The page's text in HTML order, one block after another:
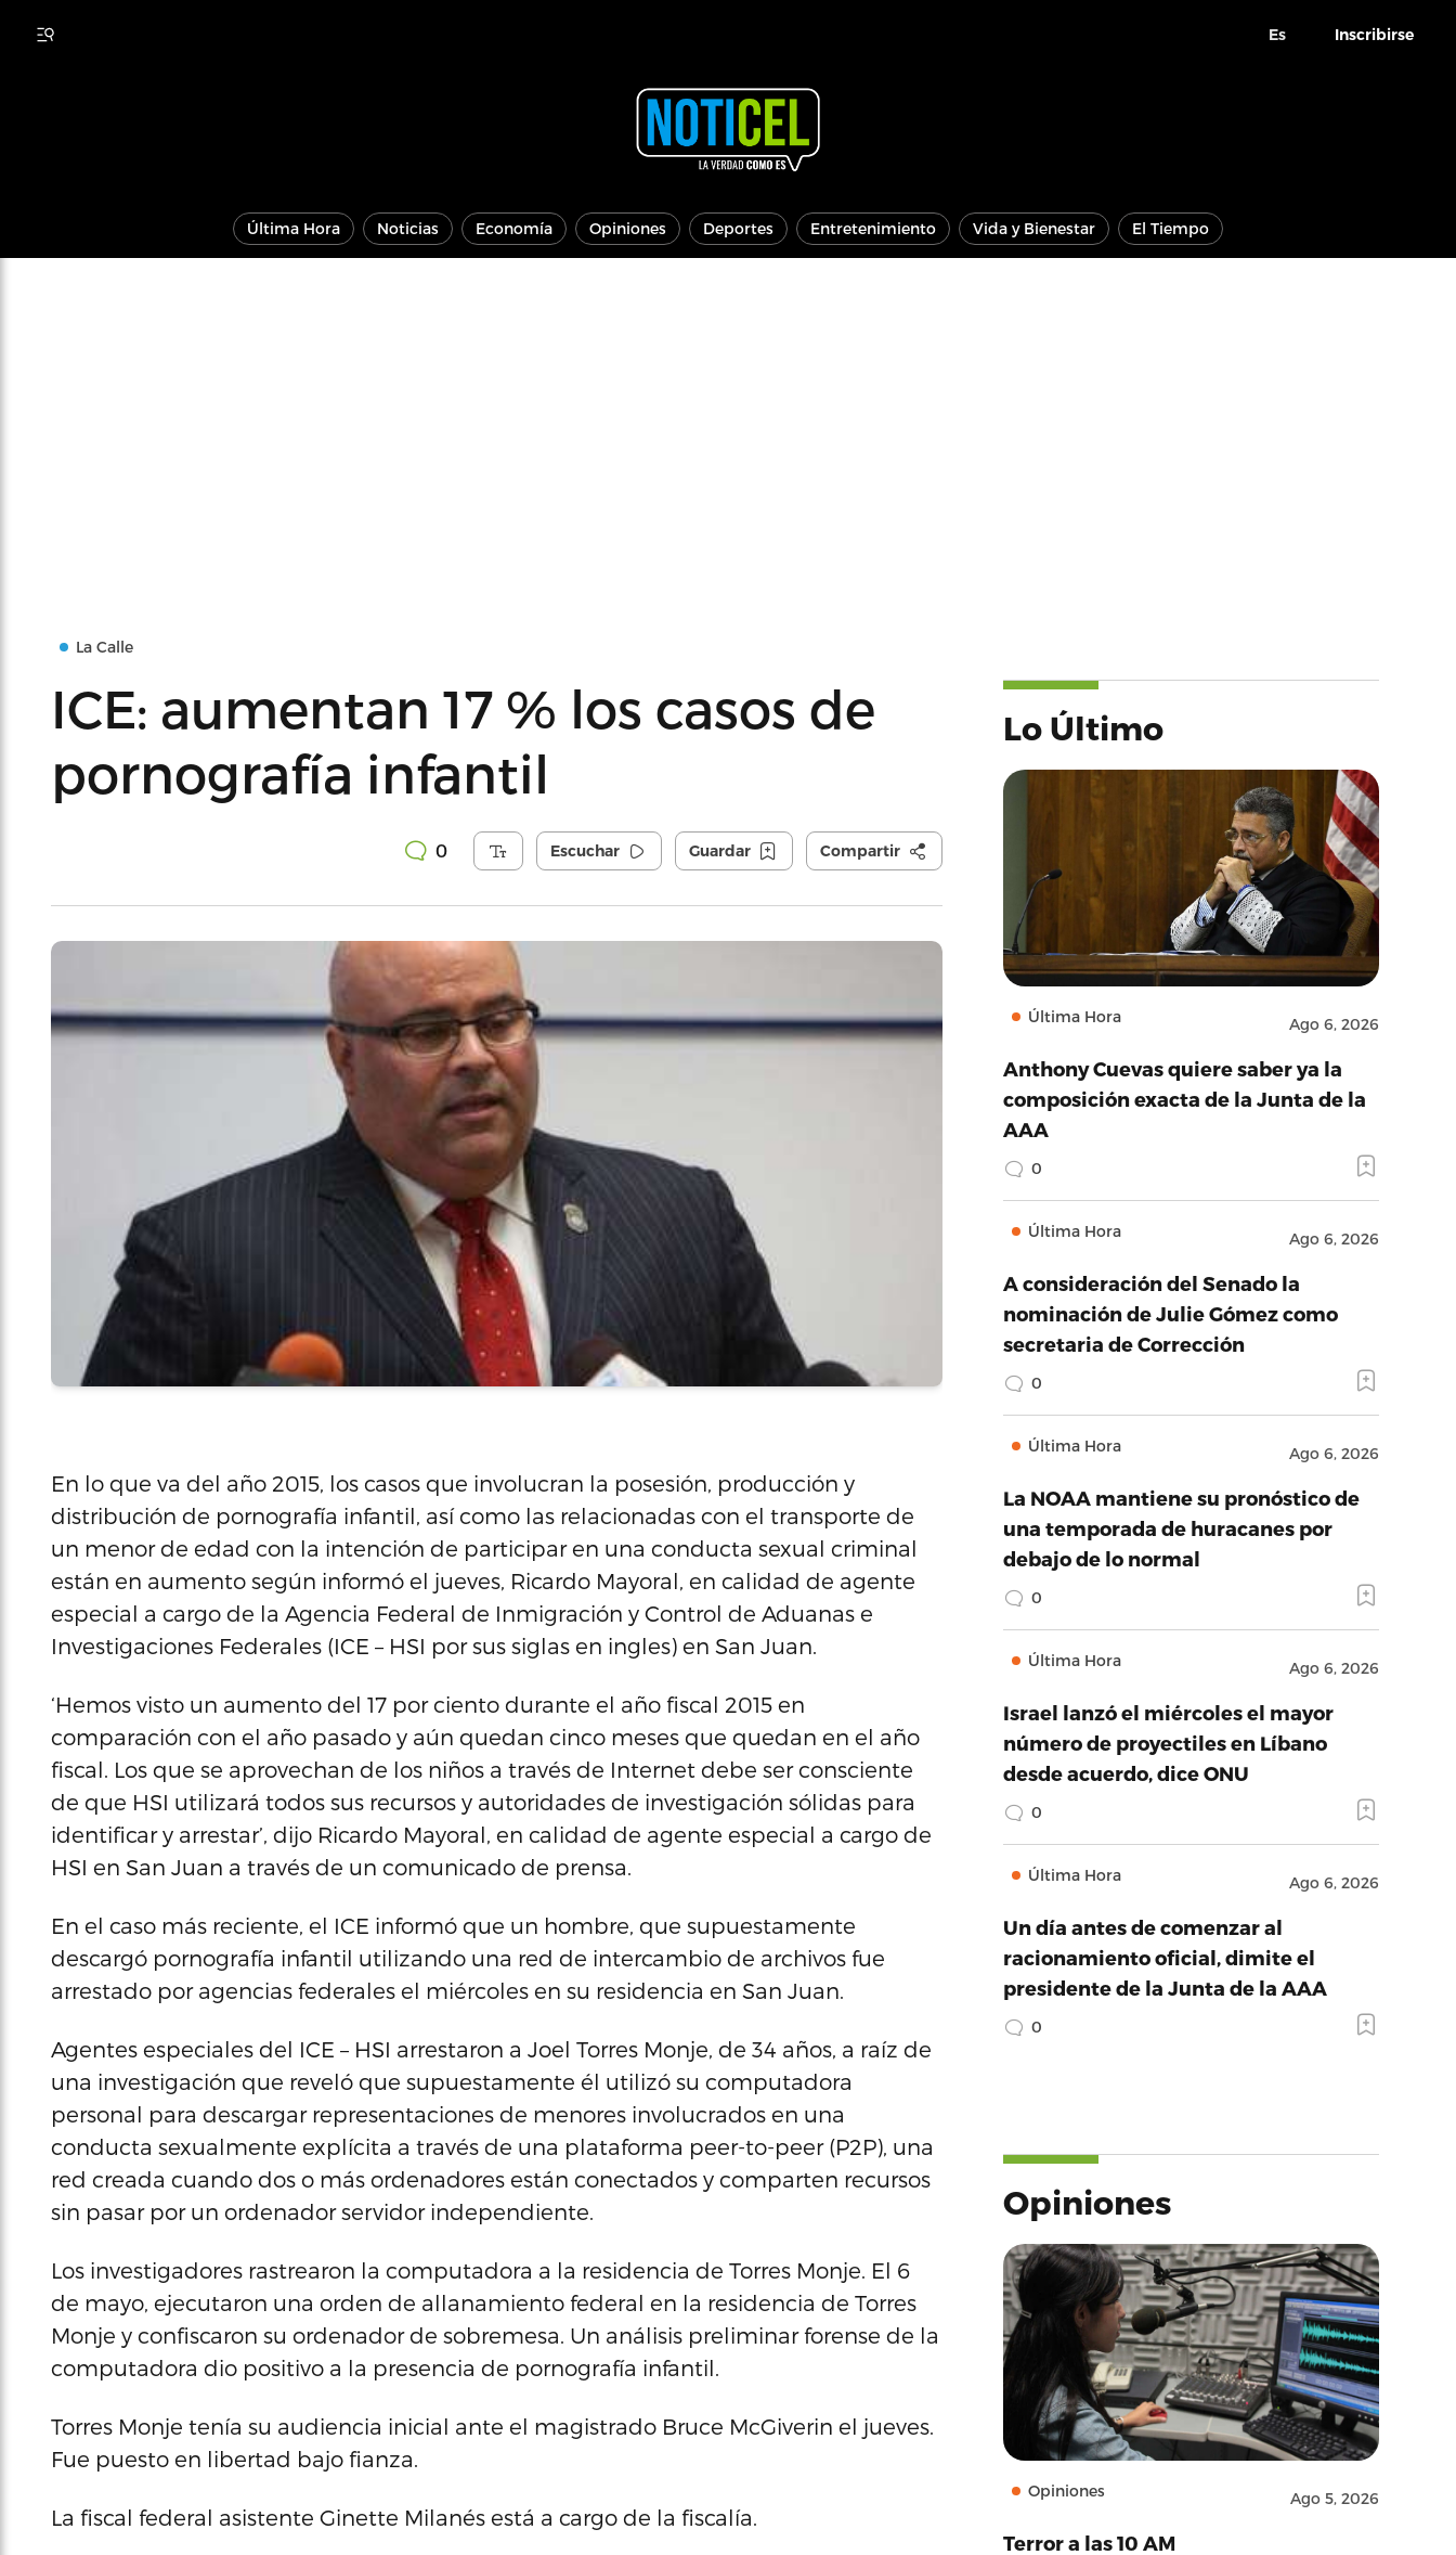
Es Inscribirse
Última Hora Noticias Economía Opiniones Deportes Entretenimiento Vida y Bienestar El Tiempo
La Calle
ICE: aumentan 17 % los casos de
pornografía infantil
0 Escuchar Guardar Compartir
En lo que va del año 2015, los casos que involucran la posesión, producción y
distribución de pornografía infantil, así como las relacionadas con el transporte de
un menor de edad con la intención de participar en una conducta sexual criminal
están en aumento según informó el jueves, Ricardo Mayoral, en calidad de agente
especial a cargo de la Agencia Federal de Inmigración y Control de Aduanas e
Investigaciones Federales (ICE – HSI por sus siglas en ingles) en San Juan.
‘Hemos visto un aumento del 17 por ciento durante el año fiscal 2015 en
comparación con el año pasado y aún quedan cinco meses que quedan en el año
fiscal. Los que se aprovechan de los niños a través de Internet debe ser consciente
de que HSI utilizará todos sus recursos y autoridades de investigación sólidas para
identificar y arrestar’, dijo Ricardo Mayoral, en calidad de agente especial a cargo de
HSI en San Juan a través de un comunicado de prensa.
En el caso más reciente, el ICE informó que un hombre, que supuestamente
descargó pornografía infantil utilizando una red de intercambio de archivos fue
arrestado por agencias federales el miércoles en su residencia en San Juan.
Agentes especiales del ICE – HSI arrestaron a Joel Torres Monje, de 34 años, a raíz de
una investigación que reveló que supuestamente él utilizó su computadora
personal para descargar representaciones de menores involucrados en una
conducta sexualmente explícita a través de una plataforma peer-to-peer (P2P), una
red creada cuando dos o más ordenadores están conectados y comparten recursos
sin pasar por un ordenador servidor independiente.
Los investigadores rastrearon la computadora a la residencia de Torres Monje. El 6
de mayo, ejecutaron una orden de allanamiento federal en la residencia de Torres
Monje y confiscaron su ordenador de sobremesa. Un análisis preliminar forense de la
computadora dio positivo a la presencia de pornografía infantil.
Torres Monje tenía su audiencia inicial ante el magistrado Bruce McGiverin el jueves.
Fue puesto en libertad bajo fianza.
La fiscal federal asistente Ginette Milanés está a cargo de la fiscalía.
Lo Último
Última Hora Ago 6, 2026
Anthony Cuevas quiere saber ya la
composición exacta de la Junta de la
AAA
0
Última Hora Ago 6, 2026
A consideración del Senado la
nominación de Julie Gómez como
secretaria de Corrección
0
Última Hora Ago 6, 2026
La NOAA mantiene su pronóstico de
una temporada de huracanes por
debajo de lo normal
0
Última Hora Ago 6, 2026
Israel lanzó el miércoles el mayor
número de proyectiles en Líbano
desde acuerdo, dice ONU
0
Última Hora Ago 6, 2026
Un día antes de comenzar al
racionamiento oficial, dimite el
presidente de la Junta de la AAA
0
Opiniones
Opiniones Ago 5, 2026
Terror a las 10 AM